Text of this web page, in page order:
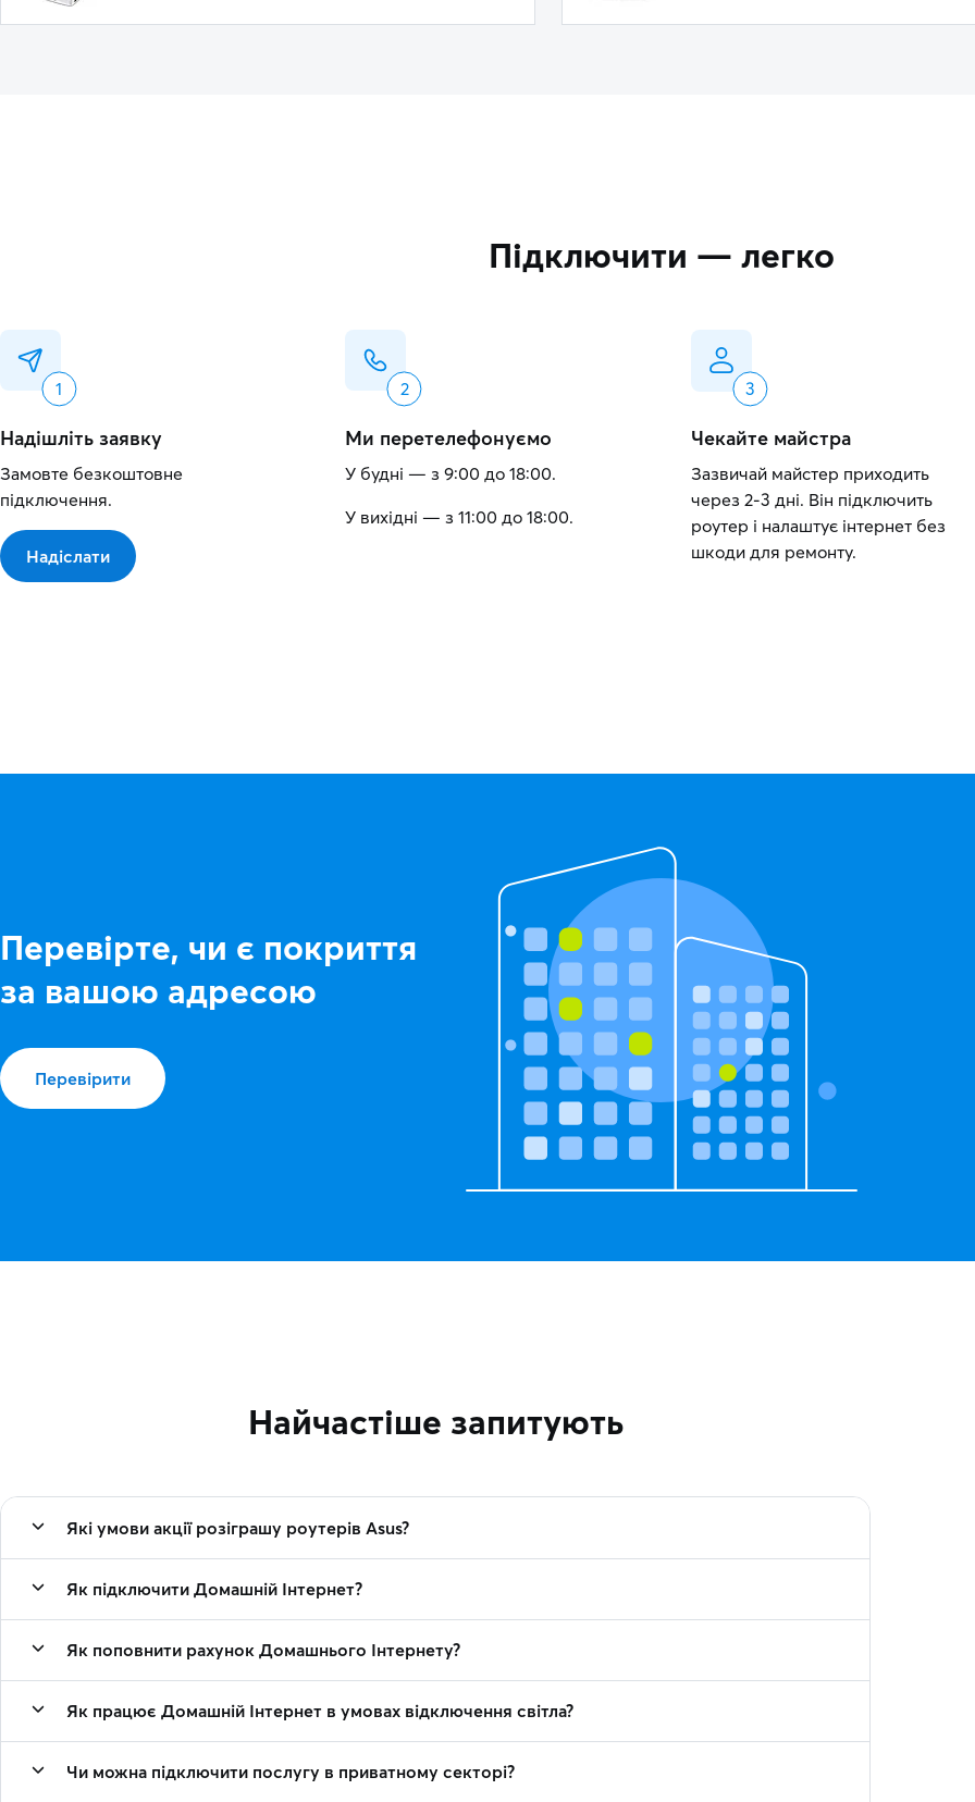
Підключити — легко
Надішліть заявку
Замовте безкоштовне
підключення.
Надіслати
Ми перетелефонуємо
У будні — з 9:00 до 18:00.
У вихідні — з 11:00 до 18:00.
Чекайте майстра
Зазвичай майстер приходить
через 2-3 дні. Він підключить
роутер і налаштує інтернет без
шкоди для ремонту.
Перевірте, чи є покриття
за вашою адресою
Перевірити
Найчастіше запитують
Які умови акції розіграшу роутерів Asus?
Як підключити Домашній Інтернет?
Як поповнити рахунок Домашнього Інтернету?
Як працює Домашній Інтернет в умовах відключення світла?
Чи можна підключити послугу в приватному секторі?